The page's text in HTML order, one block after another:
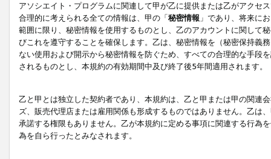
アソシエイト・プログラムに関連して甲が乙に提供または乙がアクセ
合理的に考えられる全ての情報は、甲の「秘密情報 」であり、将来に
範囲に限り、秘密情報を使用するものとし、乙のアカウントに関して
びこれを遵守することを確保します。乙は、秘密情報を（秘密保持義
ない使用および開示から秘密情報を防ぐため、すべての合理的な手段
されるものとし、本規約の有効期間中及び終了後5年間適用されます。
乙と甲とは独立した契約者であり、本規約は、乙と甲または甲の関連
ズ、販売代理店または雇用関係も形成するものではありません。乙は
承諾する権限もありません。乙が本規約に定める事項に関連する行為
為を自ら行ったとみなされます。